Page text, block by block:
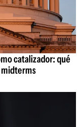
catalizador: qué
midterms